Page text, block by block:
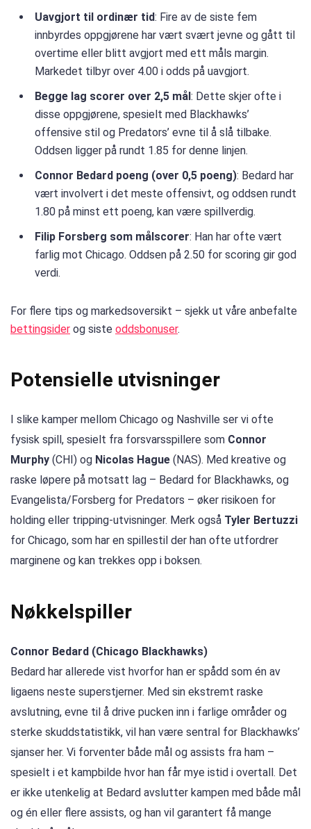
Uavgjort til ordinær tid: Fire av de siste fem
innbyrdes oppgjørene har vært svært jevne og gått til
overtime eller blitt avgjort med ett måls margin.
Markedet tilbyr over 4.00 i odds på uavgjort.
Begge lag scorer over 2,5 mål : Dette skjer ofte i
disse oppgjørene, spesielt med Blackhawks’
offensive stil og Predators’ evne til å slå tilbake.
Oddsen ligger på rundt 1.85 for denne linjen.
Connor Bedard poeng (over 0,5 poeng): Bedard har
vært involvert i det meste offensivt, og oddsen rundt
1.80 på minst ett poeng, kan være spillverdig.
Filip Forsberg som målscorer: Han har ofte vært
farlig mot Chicago. Oddsen på 2.50 for scoring gir god
verdi.
For flere tips og markedsoversikt – sjekk ut våre anbefalte
bettingsider og siste oddsbonuser.
Potensielle utvisninger
I slike kamper mellom Chicago og Nashville ser vi ofte
fysisk spill, spesielt fra forsvarsspillere som Connor
Murphy (CHI) og Nicolas Hague (NAS). Med kreative og
raske løpere på motsatt lag – Bedard for Blackhawks, og
Evangelista/Forsberg for Predators – øker risikoen for
holding eller tripping-utvisninger. Merk også Tyler Bertuzzi
for Chicago, som har en spillestil der han ofte utfordrer
marginene og kan trekkes opp i boksen.
Nøkkelspiller
Connor Bedard (Chicago Blackhawks)
Bedard har allerede vist hvorfor han er spådd som én av
ligaens neste superstjerner. Med sin ekstremt raske
avslutning, evne til å drive pucken inn i farlige områder og
sterke skuddstatistikk, vil han være sentral for Blackhawks’
sjanser her. Vi forventer både mål og assists fra ham –
spesielt i et kampbilde hvor han får mye istid i overtall. Det
er ikke utenkelig at Bedard avslutter kampen med både mål
og én eller flere assists, og han vil garantert få mange